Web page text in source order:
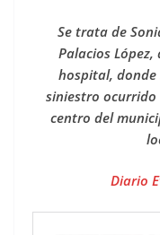
Se trata de
Palacios
hospital,
siniestro ocurrido
centro del
Diario